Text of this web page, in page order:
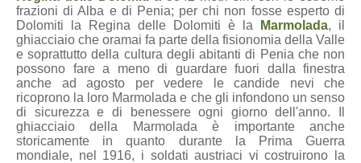
frazioni di Alba e di Penia; per chi non fosse esperto di
Dolomiti la Regina delle Dolomiti è la
Marmolada, il
ghiacciaio che oramai fa parte della fisionomia della Valle
e soprattutto della cultura degli abitanti di Penia che non
possono fare a meno di guardare fuori dalla finestra
anche ad agosto per vedere le candide nevi che
ricoprono la loro Marmolada e che gli infondono un senso
di sicurezza e di benessere ogni giorno dell'anno. Il
ghiacciaio della Marmolada è importante anche
storicamente in quanto durante la Prima Guerra
mondiale, nel 1916, i soldati austriaci vi costruirono la